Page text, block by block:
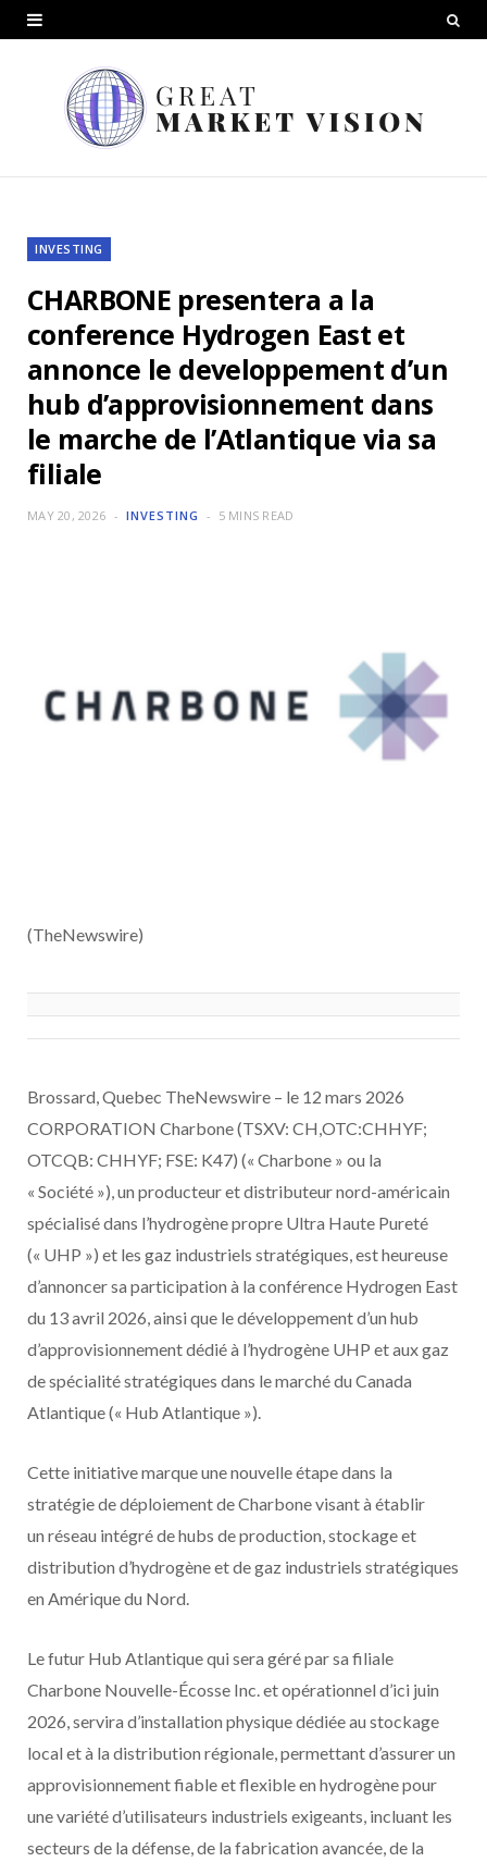
INVESTING
CHARBONE presentera a la
conference Hydrogen East et
annonce le developpement d’un
hub d’approvisionnement dans
le marche de l’Atlantique via sa
filiale
MAY 20, 2026 INVESTING 5 MINS READ
(TheNewswire)
Brossard, Quebec TheNewswire – le 12 mars 2026
CORPORATION Charbone (TSXV: CH,OTC:CHHYF;
OTCQB: CHHYF; FSE: K47) (« Charbone » ou la
« Société »), un producteur et distributeur nord-américain
spécialisé dans l’hydrogène propre Ultra Haute Pureté
(« UHP ») et les gaz industriels stratégiques, est heureuse
d’annoncer sa participation à la conférence Hydrogen East
du 13 avril 2026, ainsi que le développement d’un hub
d’approvisionnement dédié à l’hydrogène UHP et aux gaz
de spécialité stratégiques dans le marché du Canada
Atlantique (« Hub Atlantique »).
Cette initiative marque une nouvelle étape dans la
stratégie de déploiement de Charbone visant à établir
un réseau intégré de hubs de production, stockage et
distribution d’hydrogène et de gaz industriels stratégiques
en Amérique du Nord.
Le futur Hub Atlantiquequi sera géré par sa filiale
Charbone Nouvelle-Écosse Inc. et opérationnel d’ici juin
2026, servira d’installation physique dédiée au stockage
local et à la distribution régionale, permettant d’assurer un
approvisionnement fiable et flexible en hydrogène pour
une variété d’utilisateurs industriels exigeants, incluant les
secteurs de la défense, de la fabrication avancée, de la